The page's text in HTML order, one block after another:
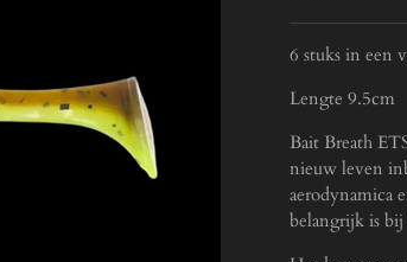
6 stuks in een
Lengte 9.5cm
Bait Breath
nieuw leven
aerodynamica
belangrijk is